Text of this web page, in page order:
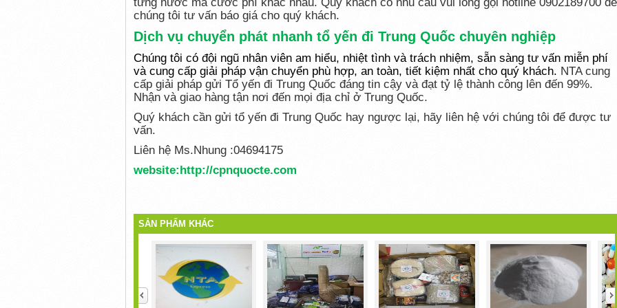
chúng tôi tư vấn báo giá cho quý khách.
Dịch vụ chuyển phát nhanh tổ yến đi Trung Quốc chuyên nghiệp
Chúng tôi có đội ngũ nhân viên am hiểu, nhiệt tình và trách nhiệm, sẵn sàng tư vấn miễn phí
và cung cấp giải pháp vận chuyển phù hợp, an toàn, tiết kiệm nhất cho quý khách. NTA cung
cấp giải pháp gửi Tổ yến đi Trung Quốc đáng tin cậy và đạt tỷ lệ thành công lên đến 99%.
Nhận và giao hàng tận nơi đến mọi địa chỉ ở Trung Quốc.
Quý khách cần gửi tổ yến đi Trung Quốc hay ngược lại, hãy liên hệ với chúng tôi để được tư
vấn.
Liên hệ Ms.Nhung :04694175
website:http://cpnquocte.com
SẢN PHẨM KHÁC